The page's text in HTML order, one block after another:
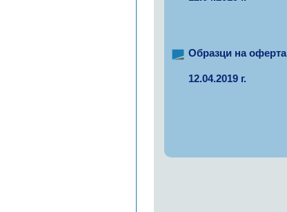
Образци на оферта
12.04.2019 г.